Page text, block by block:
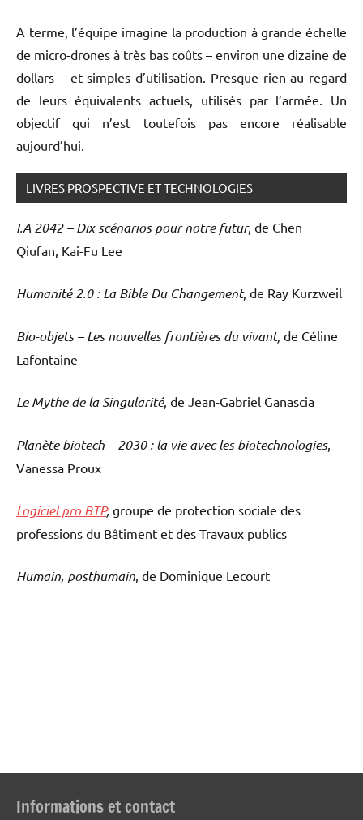
A terme, l’équipe imagine la production à grande échelle
de micro-drones à très bas coûts – environ une dizaine de
dollars – et simples d’utilisation. Presque rien au regard
de leurs équivalents actuels, utilisés par l’armée. Un
objectif qui n’est toutefois pas encore réalisable
aujourd’hui.
LIVRES PROSPECTIVE ET TECHNOLOGIES
I.A 2042 – Dix scénarios pour notre futur, de Chen
Qiufan, Kai-Fu Lee
Humanité 2.0 : La Bible Du Changement, de Ray Kurzweil
Bio-objets – Les nouvelles frontières du vivant, de Céline
Lafontaine
Le Mythe de la Singularité, de Jean-Gabriel Ganascia
Planète biotech – 2030 : la vie avec les biotechnologies,
Vanessa Proux
Logiciel pro BTP, groupe de protection sociale des
professions du Bâtiment et des Travaux publics
Humain, posthumain , de Dominique Lecourt
Informations et contact